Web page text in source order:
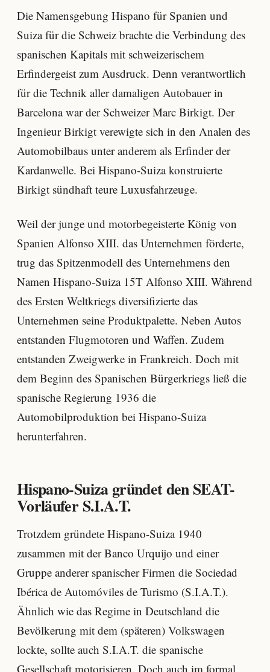
Die Namensgebung Hispano für Spanien und
Suiza für die Schweiz brachte die Verbindung des
spanischen Kapitals mit schweizerischem
Erfindergeist zum Ausdruck. Denn verantwortlich
für die Technik aller damaligen Autobauer in
Barcelona war der Schweizer Marc Birkigt. Der
Ingenieur Birkigt verewigte sich in den Analen des
Automobilbaus unter anderem als Erfinder der
Kardanwelle. Bei Hispano-Suiza konstruierte
Birkigt sündhaft teure Luxusfahrzeuge.
Weil der junge und motorbegeisterte König von
Spanien Alfonso XIII. das Unternehmen förderte,
trug das Spitzenmodell des Unternehmens den
Namen Hispano-Suiza 15T Alfonso XIII. Während
des Ersten Weltkriegs diversifizierte das
Unternehmen seine Produktpalette. Neben Autos
entstanden Flugmotoren und Waffen. Zudem
entstanden Zweigwerke in Frankreich. Doch mit
dem Beginn des Spanischen Bürgerkriegs ließ die
spanische Regierung 1936 die
Automobilproduktion bei Hispano-Suiza
herunterfahren.
Hispano-Suiza gründet den SEAT-
Vorläufer S.I.A.T.
Trotzdem gründete Hispano-Suiza 1940
zusammen mit der Banco Urquijo und einer
Gruppe anderer spanischer Firmen die Sociedad
Ibérica de Automóviles de Turismo (S.I.A.T.).
Ähnlich wie das Regime in Deutschland die
Bevölkerung mit dem (späteren) Volkswagen
lockte, sollte auch S.I.A.T. die spanische
Gesellschaft motorisieren. Doch auch im formal